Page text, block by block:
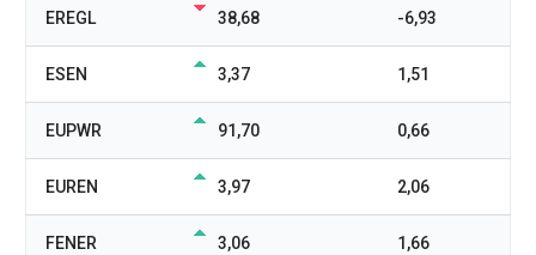
EREGL 38,68 -6,93
ESEN 3,37 1,51
EUPWR 91,70 0,66
EUREN 3,97 2,06
FENER 3,06 1,66